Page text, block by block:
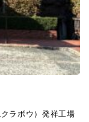
ラボウ）発祥工場